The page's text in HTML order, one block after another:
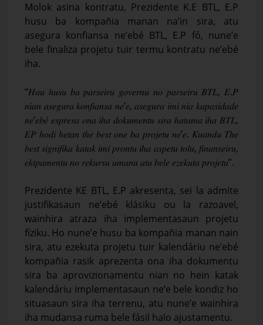
Molok asina kontratu, Prezidente K.E BTL, E.P
husu ba kompañia manan na’in sira, atu
asegura konfiansa ne’ebé BTL, E.P fó, nune’e
bele finaliza projetu tuir termu kontratu ne’ebé
iha.
“𝐻𝑎𝑢 ℎ𝑢𝑠𝑢 𝑏𝑎 𝑝𝑎𝑟𝑠𝑒𝑖𝑟𝑢 𝑔𝑜𝑣𝑒𝑟𝑛𝑢 𝑛𝑜 𝑝𝑎𝑟𝑠𝑒𝑖𝑟𝑢 𝐵𝑇𝐿, 𝐸.𝑃
𝑛𝑖𝑎𝑛 𝑎𝑠𝑒𝑔𝑢𝑟𝑎 𝑘𝑜𝑛𝑓𝑖𝑎𝑛𝑠𝑎 𝑛𝑒’𝑒, 𝑎𝑠𝑒𝑔𝑢𝑟𝑎 𝑖𝑚𝑖 𝑛𝑖𝑎 𝑘𝑎𝑝𝑎𝑠𝑖𝑑𝑎𝑑𝑒
𝑛𝑒’𝑒𝑏𝑒́ 𝑒𝑠𝑝𝑟𝑒𝑠𝑎 𝑜𝑛𝑎 𝑖ℎ𝑎 𝑑𝑜𝑘𝑢𝑚𝑒𝑛𝑡𝑢 𝑠𝑖𝑟𝑎 ℎ𝑎𝑡𝑎𝑚𝑎 𝑖ℎ𝑎 𝐵𝑇𝐿,
𝐸𝑃 ℎ𝑜𝑑𝑖 ℎ𝑒𝑡𝑎𝑛 𝑡ℎ𝑒 𝑏𝑒𝑠𝑡 𝑜𝑛𝑒 𝑏𝑎 𝑝𝑟𝑜𝑗𝑒𝑡𝑢 𝑛𝑒’𝑒. 𝐾𝑢𝑎𝑛𝑑𝑢 𝑇ℎ𝑒
𝑏𝑒𝑠𝑡 𝑠𝑖𝑔𝑛𝑖𝑓𝑖𝑘𝑎 𝑘𝑎𝑡𝑎𝑘 𝑖𝑚𝑖 𝑝𝑟𝑜𝑛𝑡𝑢 𝑖ℎ𝑎 𝑎𝑠𝑝𝑒𝑡𝑢 𝑡𝑜𝑙𝑢, 𝑓𝑖𝑛𝑎𝑛𝑠𝑒𝑖𝑟𝑢,
𝑒𝑘𝑖𝑝𝑎𝑚𝑒𝑛𝑡𝑢 𝑛𝑜 𝑟𝑒𝑘𝑢𝑟𝑠𝑢 𝑢𝑚𝑎𝑛𝑢 𝑎𝑡𝑢 𝑏𝑒𝑙𝑒 𝑒𝑧𝑒𝑘𝑢𝑡𝑎 𝑝𝑟𝑜𝑗𝑒𝑡𝑢”.
Prezidente KE BTL, E.P akresenta, sei la admite
justifikasaun ne’ebé klásiku ou la razoavel,
wainhira atraza iha implementasaun projetu
fíziku. Ho nune’e husu ba kompañia manan nain
sira, atu ezekuta projetu tuir kalendáriu ne’ebé
kompañia rasik aprezenta ona iha dokumentu
sira ba aprovizionamentu nian no hein katak
kalendáriu implementasaun ne’e bele kondiz ho
situasaun sira iha terrenu, atu nune’e wainhira
iha mudansa ruma bele fásil halo ajustamentu.